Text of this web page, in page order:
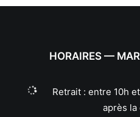
HORAIRES —
Retrait : entre 10h
après la